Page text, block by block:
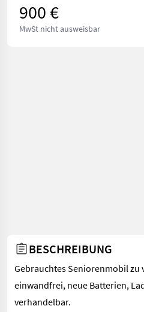
900 €
MwSt nicht ausweisbar
BESCHREIBUNG
Gebrauchtes Seniorenmobil
einwandfrei, neue Batterien,
verhandelbar.